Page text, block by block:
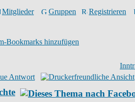
Mitglieder Gruppen Registrieren
Bookmarks hinzufügen